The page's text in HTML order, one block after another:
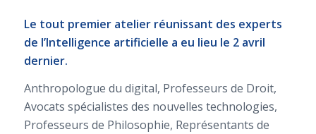
Le tout premier atelier réunissant des experts
de l’Intelligence artificielle a eu lieu le 2 avril
dernier.
Anthropologue du digital, Professeurs de Droit,
Avocats spécialistes des nouvelles technologies,
Professeurs de Philosophie, Représentants de